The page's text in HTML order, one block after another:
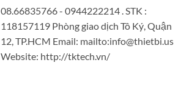
08.66835766 - 0944222214 . STK :
118157119 Phòng giao dịch Tô Ký, Quận
12, TP.HCM Email: mailto:info@thietbi.us
Website: http://tktech.vn/